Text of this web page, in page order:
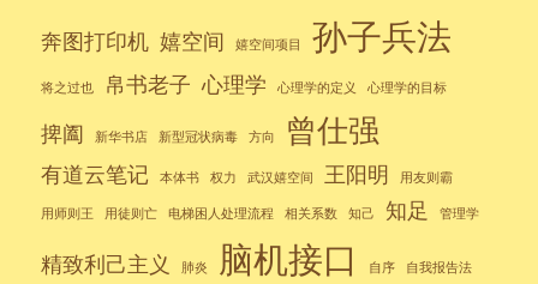
奔图打印机 嬉空间 嬉空间项目 孙子兵法
将之过也 帛书老子 心理学 心理学的定义 心理学的目标
捭阖 新华书店 新型冠状病毒 方向 曾仕强
有道云笔记 本体书 权力 武汉嬉空间 王阳明 用友则霸
用师则王 用徒则亡 电梯困人处理流程 相关系数 知己 知足 管理学
精致利己主义 肺炎 脑机接口 自序 自我报告法